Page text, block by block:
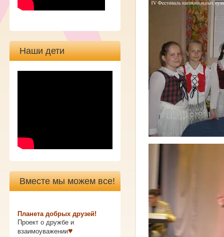
Наши дети
Вместе мы можем все!
Планета добрых друзей!
Проект о дружбе и
взаимоуважении♥